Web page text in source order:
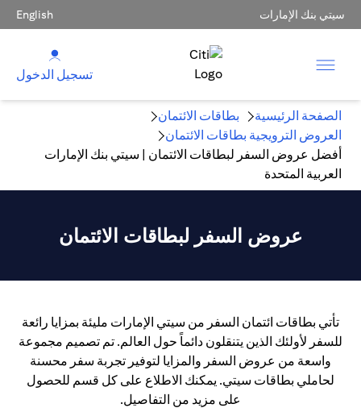
سيتي بنك الإمارات English
تسجيل الدخول
الصفحة الرئيسية
بطاقات الائتمان
العروض الترويجية بطاقات الائتمان
أفضل عروض السفر لبطاقات الائتمان | سيتي بنك الإمارات
العربية المتحدة
عروض السفر لبطاقات الائتمان
تأتي بطاقات ائتمان السفر من سيتي الإمارات مليئة بمزايا رائعة
للسفر لأولئك الذين يتنقلون دائماً حول العالم. تم تصميم مجموعة
واسعة من عروض السفر والمزايا لتوفير تجربة سفر محسنة
لحاملي بطاقات سيتي. يمكنك الاطلاع على كل قسم للحصول
على مزيد من التفاصيل.